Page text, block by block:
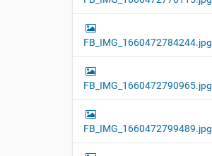
FB_IMG_1660472784244.jpg
FB_IMG_1660472790965.jpg
FB_IMG_1660472799489.jpg